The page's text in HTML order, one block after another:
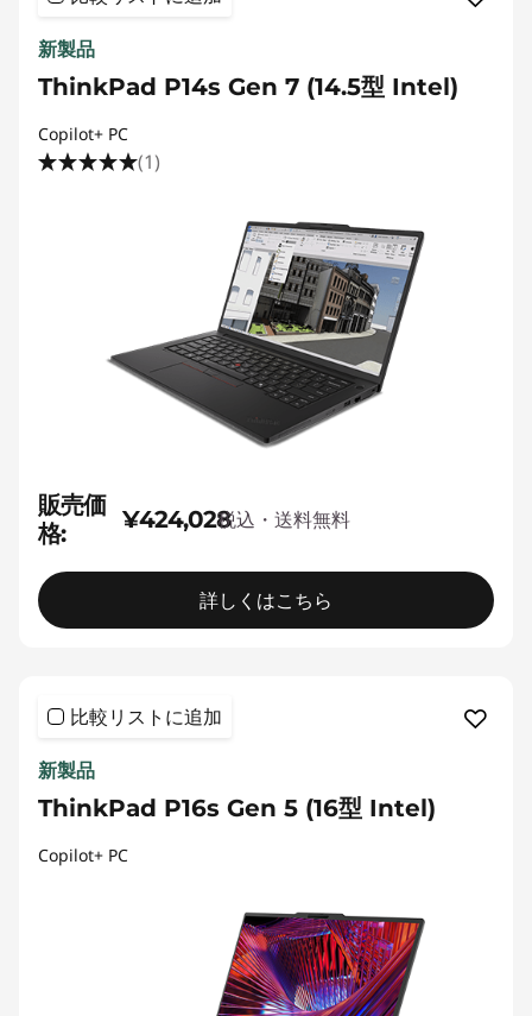
新製品
ThinkPad P14s Gen 7 (14.5型 Intel)
Copilot+ PC
(1)
販売価
格:
¥424,028税込・送料無料
詳しくはこちら
比較リストに追加
新製品
ThinkPad P16s Gen 5 (16型 Intel)
Copilot+ PC